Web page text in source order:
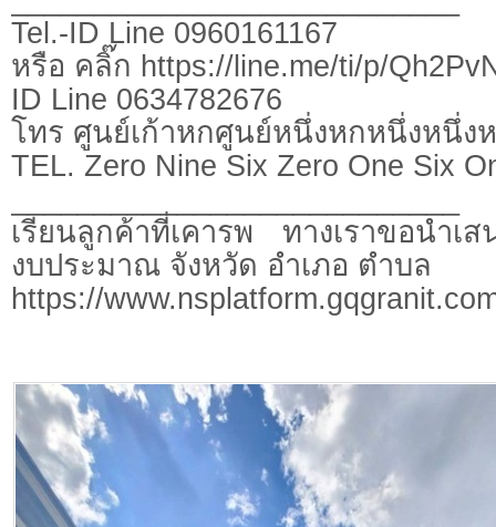
Tel.-ID Line 0960161167
หรือ คลิ๊ก https://line.me/ti/p/
ID Line 0634782676
โทร ศูนย์เก้าหกศูนย์หนึ่งหกหนึ่งหนึ่ง
TEL. Zero Nine Six Zero One Six
เรียนลูกค้าที่เคารพ ทางเราขอนำเ
งบประมาณ จังหวัด อำเภอ ตำบล
https://